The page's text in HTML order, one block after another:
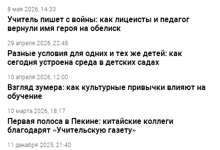
8 мая 2026, 14:33
Учитель пишет с войны: как лицеисты и педагог
вернули имя героя на обелиск
29 апреля 2026, 22:48
Разные условия для одних и тех же детей: как
сегодня устроена среда в детских садах
10 апреля 2026, 12:00
Взгляд зумера: как культурные привычки влияют на
обучение
10 марта 2026, 18:17
Первая полоса в Пекине: китайские коллеги
благодарят «Учительскую газету»
11 декабря 2025, 21:40